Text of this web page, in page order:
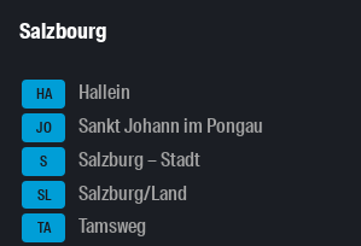
Salzbourg
HA Hallein
JO Sankt Johann im Pongau
S Salzburg – Stadt
SL Salzburg/Land
TA Tamsweg